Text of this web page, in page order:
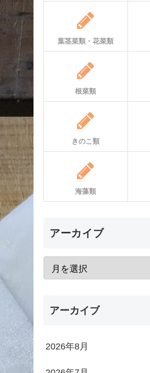
葉茎菜類・花菜類
根菜類
きのこ類
海藻類
アーカイブ
アーカイブ
2026年8月